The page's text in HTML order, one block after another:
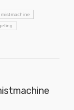
mistmachine